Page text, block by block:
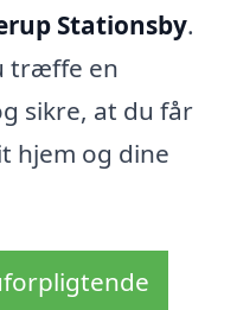
Stationsby.
træffe en
sikre, at du får
hjem og dine